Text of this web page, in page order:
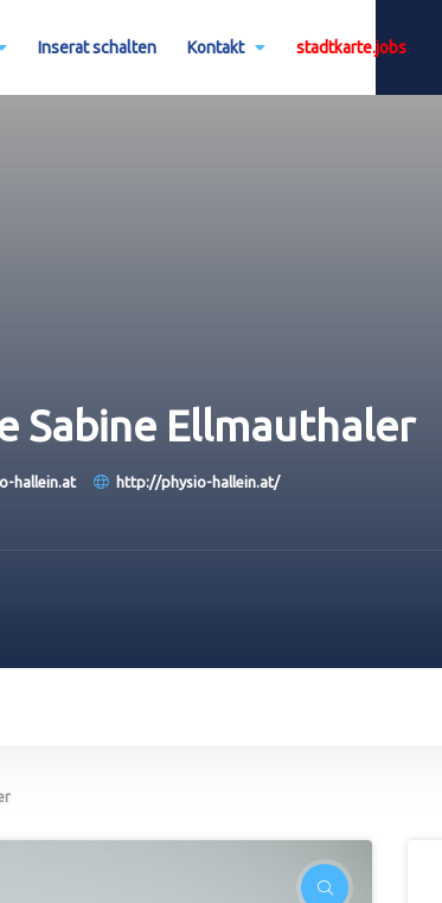
Inserat schalten Kontakt stadtkarte.jobs
Sabine Ellmauthaler
hallein.at http://physio-hallein.at/